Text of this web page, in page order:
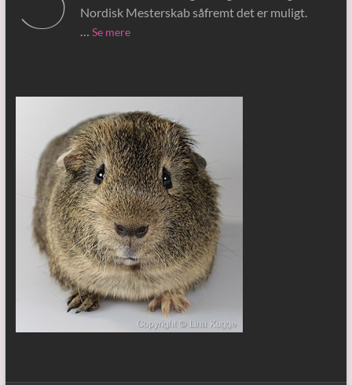
Nordisk Mesterskab såfremt det er muligt.
…Se mere